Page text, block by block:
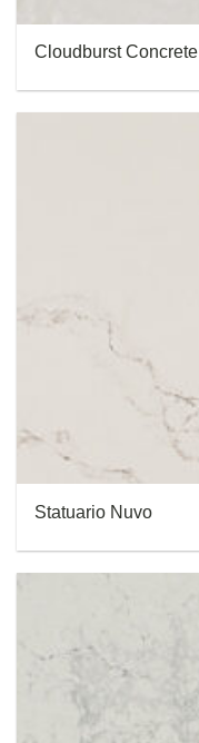
Cloudburst Concrete
Statuario Nuvo